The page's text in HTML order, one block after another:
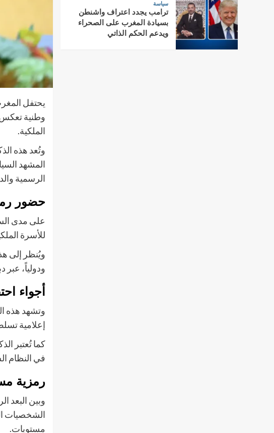
يحتفل
وطنية تعكس
الملكية.
وتُعد هذه
المشهد
الرسمية
حضور
على مدى
للأسرة
ويُنظر إلى
ودولياً، عبر
أجواء
وتشهد هذه
إعلامية
كما تُعتبر
في النظام
رمزية
وبين البعد
الشخصيات
مستويات.
سياسة
ترامب يجدد اعتراف واشنطن
بسيادة المغرب على الصحراء
ويدعم الحكم الذاتي